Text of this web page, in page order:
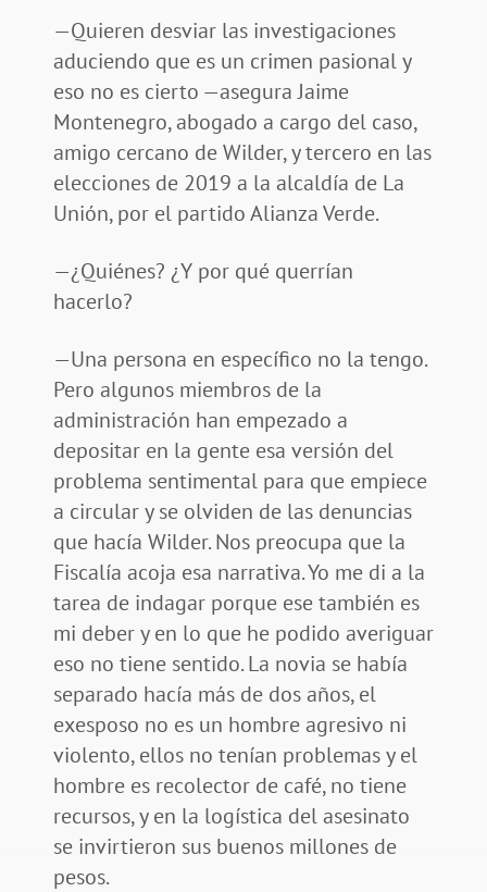
—Quieren desviar las investigaciones
aduciendo que es un crimen pasional y
eso no es cierto —asegura Jaime
Montenegro, abogado a cargo del caso,
amigo cercano de Wilder, y tercero en las
elecciones de 2019 a la alcaldía de La
Unión, por el partido Alianza Verde.
—¿Quiénes? ¿Y por qué querrían
hacerlo?
—Una persona en específico no la tengo.
Pero algunos miembros de la
administración han empezado a
depositar en la gente esa versión del
problema sentimental para que empiece
a circular y se olviden de las denuncias
que hacía Wilder. Nos preocupa que la
Fiscalía acoja esa narrativa. Yo me di a la
tarea de indagar porque ese también es
mi deber y en lo que he podido averiguar
eso no tiene sentido. La novia se había
separado hacía más de dos años, el
exesposo no es un hombre agresivo ni
violento, ellos no tenían problemas y el
hombre es recolector de café, no tiene
recursos, y en la logística del asesinato
se invirtieron sus buenos millones de
pesos.